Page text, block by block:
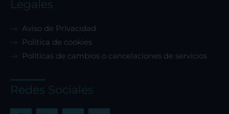
Legales
Aviso de Privacidad
Política de cookies
Políticas de cambios o cancelaciones de servicios
Redes Sociales